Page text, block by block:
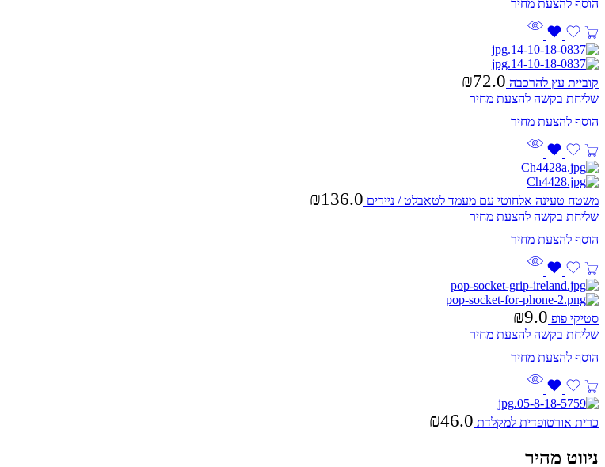
קוביית עץ להרכבה ₪72.0
שליחת בקשה להצעת מחיר
משטח טעינה אלחוטי עם מעמד לטאבלט / ניידים ₪136.0
שליחת בקשה להצעת מחיר
סטיקי פופ ₪9.0
שליחת בקשה להצעת מחיר
כרית אורטופדית למקלדת ₪46.0
ניווט מהיר